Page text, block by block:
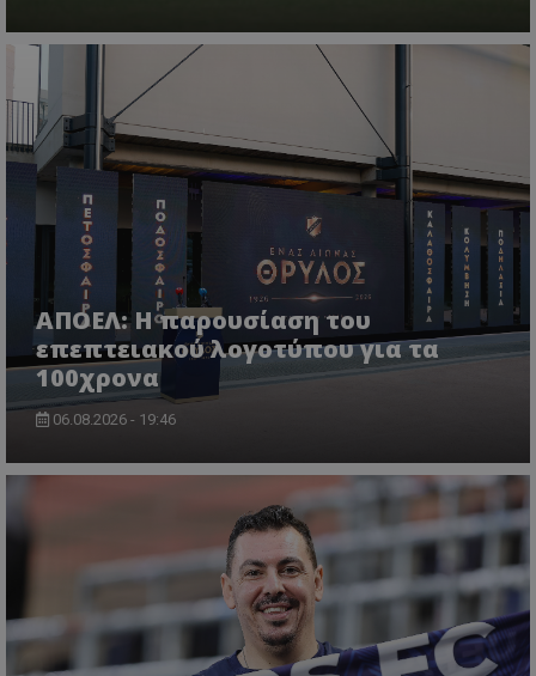
ΑΠΟΕΛ: Η παρουσίαση του
επεπτειακού λογοτύπου για τα
100χρονα
06.08.2026 - 19:46